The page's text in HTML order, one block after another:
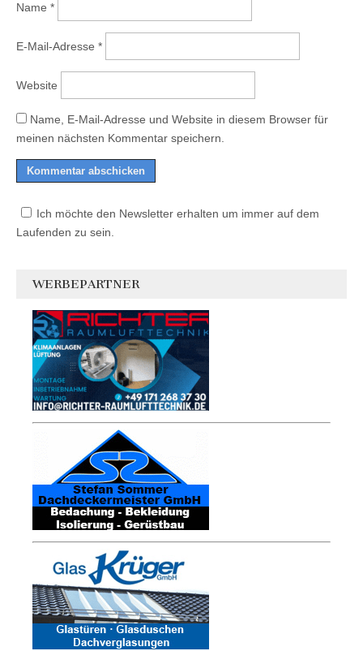
Name *
E-Mail-Adresse *
Website
Name, E-Mail-Adresse und Website in diesem Browser für
meinen nächsten Kommentar speichern.
Ich möchte den Newsletter erhalten um immer auf dem
Laufenden zu sein.
WERBEPARTNER